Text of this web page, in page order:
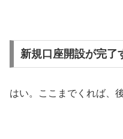
新規口座開設が完了
はい。ここまでくれば、